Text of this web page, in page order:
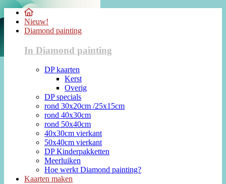
Nieuw!
Diamond painting
In Diamond painting
DP kaarten
Kerst
Overig
DP specials
rond 30x20cm /25x15cm
rond 40x30cm
rond 50x40cm
40x30cm vierkant
50x40cm vierkant
DP Kinderpakketten
Meerluiken
Hoe werkt Diamond painting?
Kaarten maken